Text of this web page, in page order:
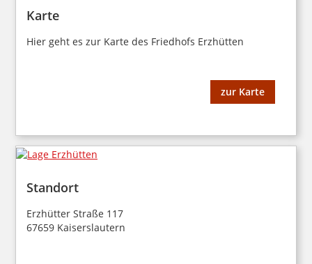
Karte
Hier geht es zur Karte des Friedhofs Erzhütten
zur Karte
Standort
Erzhütter Straße 117
67659 Kaiserslautern